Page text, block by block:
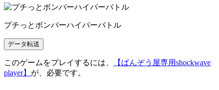
プチっとボンバーハイパーバトル
このゲームをプレイするには、
【ぱんぞう屋専用shockwave
player】 が、必要です。